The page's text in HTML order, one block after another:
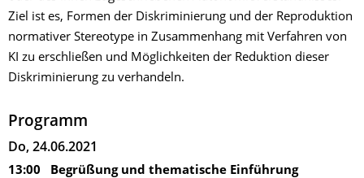
Ziel ist es, Formen der Diskriminierung und der Reproduktion
normativer Stereotype in Zusammenhang mit Verfahren von
KI zu erschließen und Möglichkeiten der Reduktion dieser
Diskriminierung zu verhandeln.
Programm
Do, 24.06.2021
13:00 Begrüßung und thematische Einführung